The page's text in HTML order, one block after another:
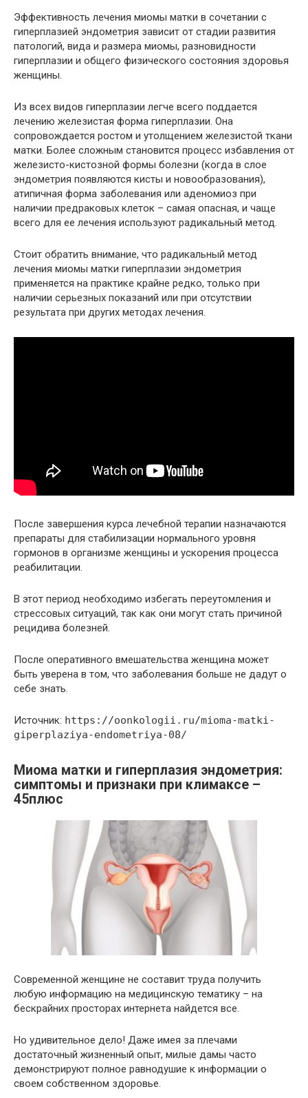
Эффективность лечения миомы матки в сочетании с
гиперплазией эндометрия зависит от стадии развития
патологий, вида и размера миомы, разновидности
гиперплазии и общего физического состояния здоровья
женщины.
Из всех видов гиперплазии легче всего поддается
лечению железистая форма гиперплазии. Она
сопровождается ростом и утолщением железистой ткани
матки. Более сложным становится процесс избавления от
железисто-кистозной формы болезни (когда в слое
эндометрия появляются кисты и новообразования),
атипичная форма заболевания или аденомиоз при
наличии предраковых клеток – самая опасная, и чаще
всего для ее лечения используют радикальный метод.
Стоит обратить внимание, что радикальный метод
лечения миомы матки гиперплазии эндометрия
применяется на практике крайне редко, только при
наличии серьезных показаний или при отсутствии
результата при других методах лечения.
После завершения курса лечебной терапии назначаются
препараты для стабилизации нормального уровня
гормонов в организме женщины и ускорения процесса
реабилитации.
В этот период необходимо избегать переутомления и
стрессовых ситуаций, так как они могут стать причиной
рецидива болезней.
После оперативного вмешательства женщина может
быть уверена в том, что заболевания больше не дадут о
себе знать.
Источник: https://oonkologii.ru/mioma-matki-
giperplaziya-endometriya-08/
Миома матки и гиперплазия эндометрия:
симптомы и признаки при климаксе –
45плюс
Современной женщине не составит труда получить
любую информацию на медицинскую тематику – на
бескрайних просторах интернета найдется все.
Но удивительное дело! Даже имея за плечами
достаточный жизненный опыт, милые дамы часто
демонстрируют полное равнодушие к информации о
своем собственном здоровье.